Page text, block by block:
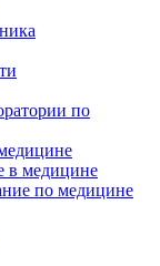
по
в медицине
по медицине